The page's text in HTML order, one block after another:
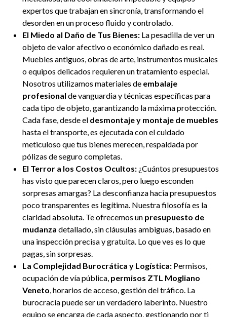
expertos que trabajan en sincronía, transformando el
desorden en un proceso fluido y controlado.
El Miedo al Daño de Tus Bienes: La pesadilla de ver un
objeto de valor afectivo o económico dañado es real.
Muebles antiguos, obras de arte, instrumentos musicales
o equipos delicados requieren un tratamiento especial.
Nosotros utilizamos materiales de embalaje
profesional de vanguardia y técnicas específicas para
cada tipo de objeto, garantizando la máxima protección.
Cada fase, desde el desmontaje y montaje de muebles
hasta el transporte, es ejecutada con el cuidado
meticuloso que tus bienes merecen, respaldada por
pólizas de seguro completas.
El Terror a los Costos Ocultos: ¿Cuántos presupuestos
has visto que parecen claros, pero luego esconden
sorpresas amargas? La desconfianza hacia presupuestos
poco transparentes es legítima. Nuestra filosofía es la
claridad absoluta. Te ofrecemos un presupuesto de
mudanza detallado, sin cláusulas ambiguas, basado en
una inspección precisa y gratuita. Lo que ves es lo que
pagas, sin sorpresas.
La Complejidad Burocrática y Logística: Permisos,
ocupación de vía pública, permisos ZTL Mogliano
Veneto, horarios de acceso, gestión del tráfico. La
burocracia puede ser un verdadero laberinto. Nuestro
equipo se encarga de cada aspecto, gestionando por ti